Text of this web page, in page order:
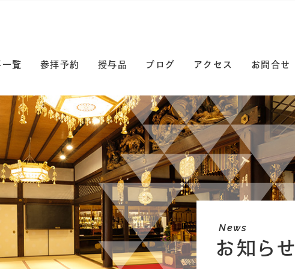
一覧 参拝予約 授与品 ブログ アクセス お問合せ
News
お知らせ